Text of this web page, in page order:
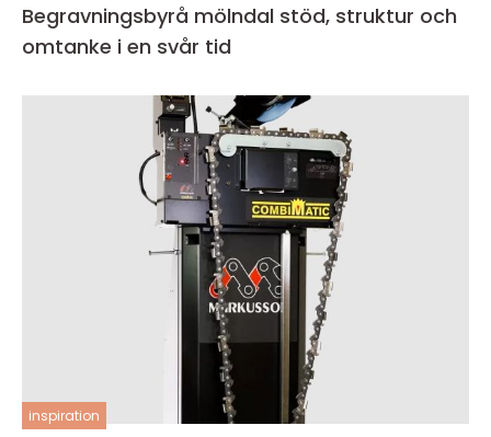
Begravningsbyrå mölndal stöd, struktur och
omtanke i en svår tid
inspiration